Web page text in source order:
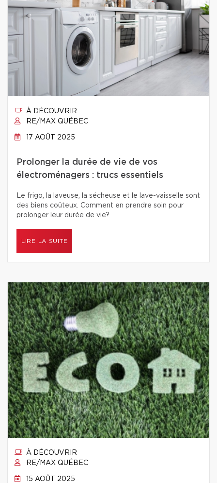
À DÉCOUVRIR
RE/MAX QUÉBEC
17 AOÛT 2025
Prolonger la durée de vie de vos
électroménagers : trucs essentiels
Le frigo, la laveuse, la sécheuse et le lave-vaisselle sont
des biens coûteux. Comment en prendre soin pour
prolonger leur durée de vie?
LIRE LA SUITE
À DÉCOUVRIR
RE/MAX QUÉBEC
15 AOÛT 2025